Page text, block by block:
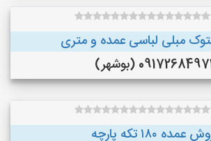
مبلی لباسی عمده و متری
(بوشهر)
۱۸۰ تکه پارچه